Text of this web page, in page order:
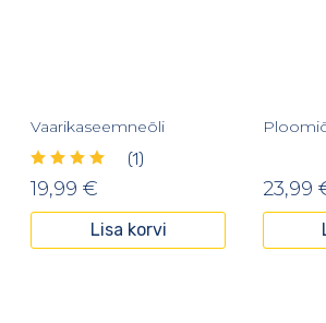
Vaarikaseemneõli
(1)
19,99 €
Lisa korvi
23,99